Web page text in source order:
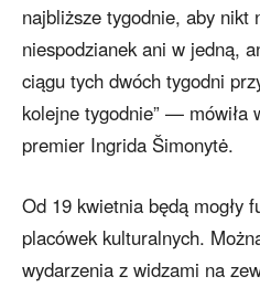
najbliższe tygodnie, aby nikt
niespodzianek ani w jedną,
ciągu tych dwóch tygodni
kolejne tygodnie” — mówiła
premier Ingrida Šimonytė.
Od 19 kwietnia będą mogły
placówek kulturalnych.
wydarzenia z widzami na